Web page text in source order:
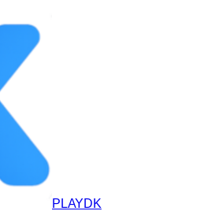
PLAYDK